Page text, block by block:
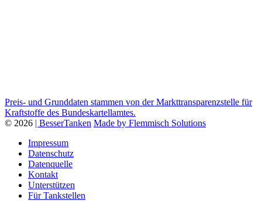
Preis- und Grunddaten stammen von der Markttransparenzstelle für
Kraftstoffe des Bundeskartellamtes.
© 2026 | BesserTanken Made by Flemmisch Solutions
Impressum
Datenschutz
Datenquelle
Kontakt
Unterstützen
Für Tankstellen